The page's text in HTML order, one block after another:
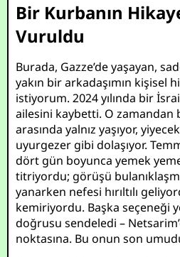
Bir Kurbanın
Vuruldu
Burada, Gazze’de yaşayan,
yakın bir arkadaşımın kişisel
istiyorum. 2024 yılında bir
ailesini kaybetti. O zamandan
arasında yalnız yaşıyor,
uyurgezer gibi dolaşıyor.
dört gün boyunca yemek
titriyordu; görüşü
yanarken nefesi hırıltılı
kemiriyordu. Başka seçeneği
doğrusu sendeledi –
noktasına. Bu onun son